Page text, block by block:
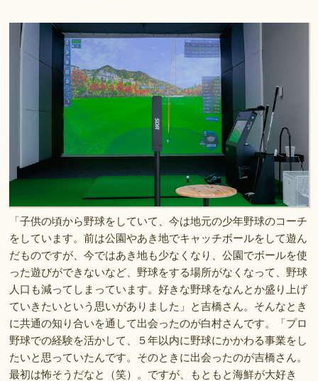
「子供の頃から野球をしていて、今は地元の少年野球のコーチ
をしています。前は公園やあき地でキャッチボールをして遊ん
だものですが、今ではあき地も少なくなり、公園でボールを使
った遊びができないなど、野球をする場所がなくなって、野球
人口も減ってしまっています。好きな野球をなんとか盛り上げ
ていきたいという思いがありました」と吉橋さん。そんなとき
に共通の知り合いを通して出会ったのが白村さんです。「プロ
野球での経験を活かして、５年以内に野球にかかわる事業をし
たいと思っていたんです。そのときに出会ったのが吉橋さん。
最初は怖そうだなと（笑）。ですが、もともと海鮮が大好き